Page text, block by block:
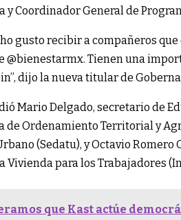
y Coordinador General de
gusto recibir a compañeros
@bienestarmx. Tienen una
dijo la nueva titular de
Mario Delgado, secretario de
de Ordenamiento Territorial y
(Sedatu), y Octavio
Vivienda para los Trabajadores
que Kast actúe